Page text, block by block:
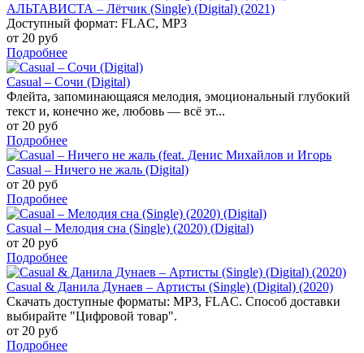
АЛЬТАВИСТА – Лётчик (Single) (Digital) (2021)
Доступный формат: FLAC, MP3
от 20 руб
Подробнее
Casual – Сочи (Digital)
Флейта, запоминающаяся мелодия, эмоциональный глубокий
текст и, конечно же, любовь — всё эт...
от 20 руб
Подробнее
Casual – Ничего не жаль (Digital)
от 20 руб
Подробнее
Casual – Мелодия сна (Single) (2020) (Digital)
от 20 руб
Подробнее
Casual & Данила Дунаев – Артисты (Single) (Digital) (2020)
Скачать доступные форматы: MP3, FLAC. Способ доставки
выбирайте "Цифровой товар".
от 20 руб
Подробнее